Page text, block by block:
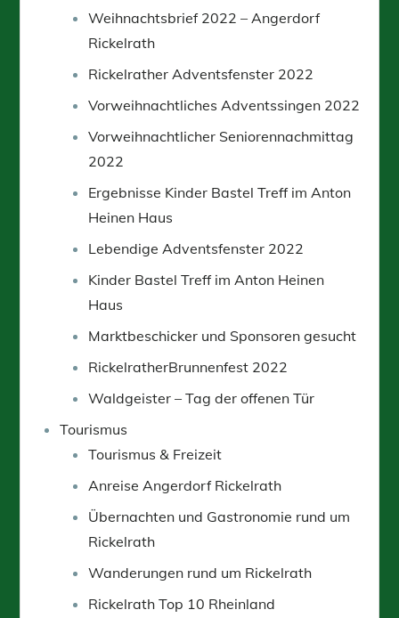
Weihnachtsbrief 2022 – Angerdorf
Rickelrath
Rickelrather Adventsfenster 2022
Vorweihnachtliches Adventssingen 2022
Vorweihnachtlicher Seniorennachmittag
2022
Ergebnisse Kinder Bastel Treff im Anton
Heinen Haus
Lebendige Adventsfenster 2022
Kinder Bastel Treff im Anton Heinen
Haus
Marktbeschicker und Sponsoren gesucht
RickelratherBrunnenfest 2022
Waldgeister – Tag der offenen Tür
Tourismus
Tourismus & Freizeit
Anreise Angerdorf Rickelrath
Übernachten und Gastronomie rund um
Rickelrath
Wanderungen rund um Rickelrath
Rickelrath Top 10 Rheinland